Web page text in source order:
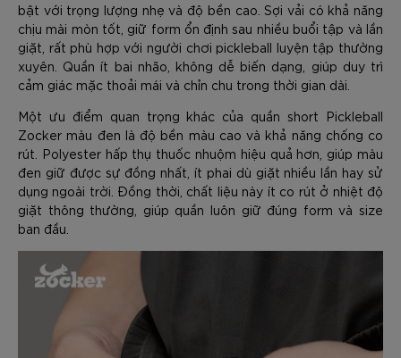
bật với trọng lượng nhẹ và độ bền cao. Sợi vải có khả năng
chịu mài mòn tốt, giữ form ổn định sau nhiều buổi tập và lần
giặt, rất phù hợp với người chơi pickleball luyện tập thường
xuyên. Quần ít bai nhão, không dễ biến dạng, giúp duy trì
cảm giác mặc thoải mái và chỉn chu trong thời gian dài.
Một ưu điểm quan trọng khác của quần short Pickleball
Zocker màu đen là độ bền màu cao và khả năng chống co
rút. Polyester hấp thụ thuốc nhuộm hiệu quả hơn, giúp màu
đen giữ được sự đồng nhất, ít phai dù giặt nhiều lần hay sử
dụng ngoài trời. Đồng thời, chất liệu này ít co rút ở nhiệt độ
giặt thông thường, giúp quần luôn giữ đúng form và size
ban đầu.